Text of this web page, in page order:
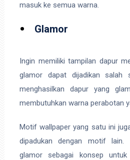
masuk ke semua warna.
Glamor
Ingin memiliki tampilan dapur
glamor dapat dijadikan salah
menghasilkan dapur yang
membutuhkan warna perabotan
Motif wallpaper yang satu ini
dipadukan dengan motif lain.
glamor sebagai konsep